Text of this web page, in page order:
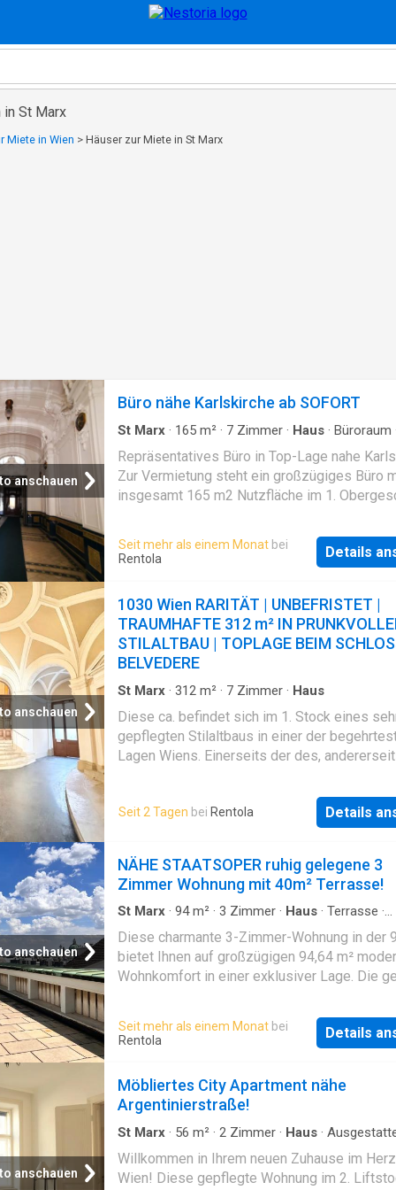
St Marx
Miete in Wien > Häuser zur Miete in St Marx
anschauen
Büro nähe Karlskirche ab SOFORT
St Marx · 165 m² · 7 Zimmer · Haus · Büroraum ·
Repräsentatives Büro in Top-Lage nahe
Zur Vermietung steht ein großzügiges Büro
insgesamt 165 m2 Nutzfläche im 1.
Zusammenlegung einer weiteren,
Einheiten besonders viel Platz und
Darüber hinaus ist dieses (und auch das
Büro) mit WC's und einer Küche ausgestattet.
Die Lage besticht durch eine hervorragende
Infrastruktur und eine angenehme
Arbeitsatmosphäre. Ideal für Unternehmen,
auf ein repräsentatives Umfeld legen. Das
liegt nur wenige Gehminuten von der
der U1 (U-Bahn) Station Karlsplatz entfernt.
ruhigen Gegend, bietet sich also eine Vielzahl
sehr guten Verkehrsanbindungen (U1, U4, U2)
Konditionen: vermietet wird auf 7 Jahre
Monate; Gesamtmiete (inkl. BK, Lift sowie
€ Kaution: € 16.200,- / Provision: 3 BMM +
Seit mehr als einem Monat bei
Rentola
Details
anschauen
1030 Wien RARITÄT | UNBEFRISTET |
TRAUMHAFTE 312 m² IN
STILALTBAU | TOPLAGE BEIM
BELVEDERE
St Marx · 312 m² · 7 Zimmer · Haus
Diese ca. befindet sich im 1. Stock eines
gepflegten Stilaltbaus in einer der
Lagen Wiens. Einerseits der des,
Das Objekt wird in vergeben und kann nach
Wünschen entsprechend adaptiert/renoviert
Seit 2 Tagen bei Rentola Details
anschauen
NÄHE STAATSOPER ruhig gelegene 3
Zimmer Wohnung mit 40m² Terrasse!
St Marx · 94m² · 3 Zimmer · Haus · Terrasse ·
Diese charmante 3-Zimmer-Wohnung in der
bietet Ihnen auf großzügigen 94,64 m²
Wohnkomfort in einer exklusiver Lage. Die
Raumaufteilung, die Ihnen viel Platz zum
und Entspannen bietet. Das helle
Refugium über den Dächern Wiens. Das
Badezimmer ist mit einem Fenster
bietet sowohl eine Badewanne als auch eine
– perfekt für individuelle Wellness-
Wohnzimmer mit Ausgang auf die 40m²
Seit mehr als einem Monat bei
Rentola
Details
anschauen
Möbliertes City Apartment nähe
Argentinierstraße!
St Marx · 56 m² · 2 Zimmer · Haus ·
Willkommen in Ihrem neuen Zuhause im
Wien! Diese gepflegte Wohnung im 2.